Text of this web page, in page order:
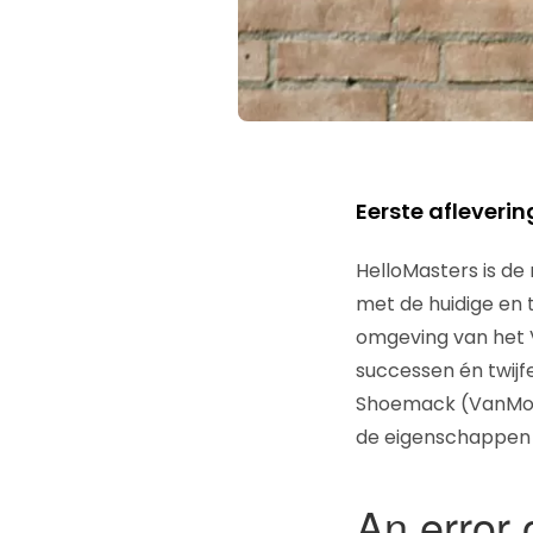
Eerste
HelloMasters is
met de huidige en
omgeving van het
successen én
Shoemack
de